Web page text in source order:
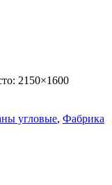
2150×1600
угловые, Фабрика